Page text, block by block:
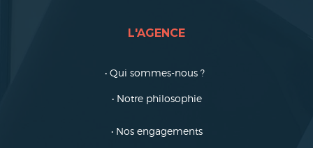
L'AGENCE
• Qui sommes-nous ?
• Notre philosophie
• Nos engagements